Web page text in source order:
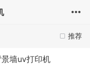
推荐
墙uv打印机